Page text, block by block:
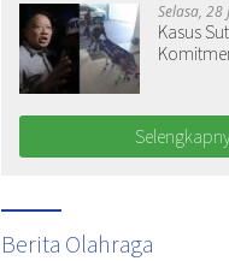
Selasa, 28
Kasus
Berita Olahraga